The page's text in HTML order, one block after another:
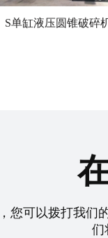
S单缸液压圆锥破碎
您可以拨打我们
们